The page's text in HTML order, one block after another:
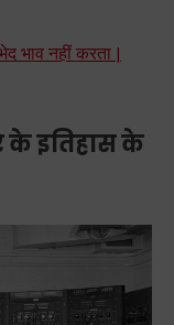
भाव नहीं करता |
इतिहास के